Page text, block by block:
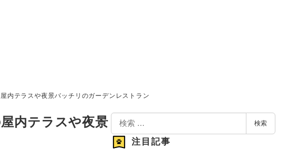
内テラスや夜景バッチリのガーデンレストラン
内テラスや夜景 検
索
検索
注目記事